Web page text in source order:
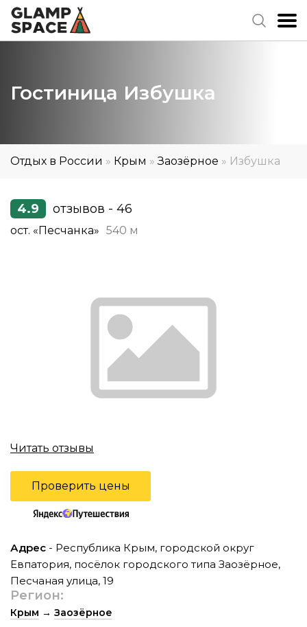
Гостиница Избушка
Отдых в России » Крым »Заозёрное » Избушка
4.9 отзывов - 46
ост. «Песчанка» 540 м
Читать отзывы
Проверить цены
Адрес - Республика Крым, городской округ
Евпатория, посёлок городского типа Заозёрное,
Песчаная улица, 19
Регион:
Крым → Заозёрное